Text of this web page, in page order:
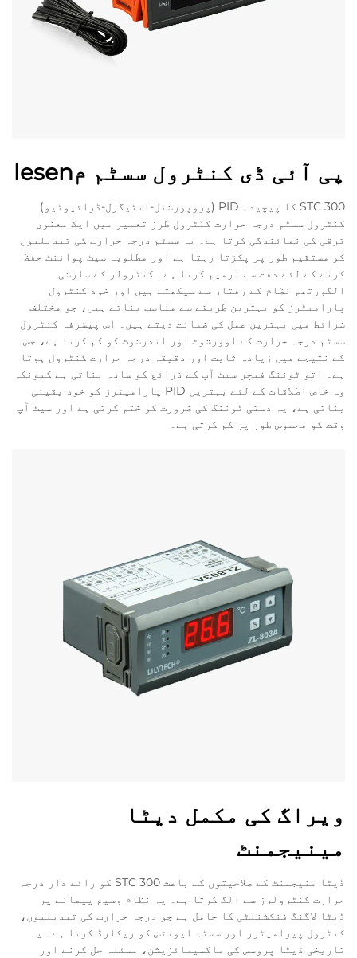
پی آئی ڈی کنٹرول سسٹم مlesen
STC 300 کا پیچیدہ PID (پروپورشنل-انٹیگرل-ڈرائیوٹیو)
کنٹرول سسٹم درجہ حرارت کنٹرول طرز تعمیر میں ایک معنوی
ترقی کی نمائندگی کرتا ہے۔ یہ سسٹم درجہ حرارت کی تبدیلیوں
کو مستقیم طور پر پکڑتا رہتا ہے اور مطلوبہ سیٹ پوائنٹ حفظ
کرنے کے لئے دقت سے ترمیم کرتا ہے۔ کنٹرولر کے سازشی
الگورتھم نظام کے رفتار سے سیکھتے ہیں اور خود کنٹرول
پارامیٹرز کو بہترین طریقے سے مناسب بناتے ہیں، جو مختلف
شرائط میں بہترین عمل کی ضمانت دیتے ہیں۔ اس پیشرفہ کنٹرول
سسٹم درجہ حرارت کے اوورشوٹ اور اندرشوٹ کو کم کرتا ہے، جس
کے نتیجے میں زیادہ ثابت اور دقيقہ درجہ حرارت کنٹرول ہوتا
ہے۔ اتو ٹوننگ فیچر سیٹ آپ کے ذرائع کو سادہ بناتی ہے کیونکہ
وہ خاص اطلاقات کے لئے بہترین PID پارامیٹرز کو خود یقینی
بناتی ہے، یہ دستی ٹوننگ کی ضرورت کو ختم کرتی ہے اور سیٹ آپ
وقت کو محسوس طور پر کم کرتی ہے۔
ویراگ کی مکمل دیٹا
مینیجمنٹ
ڈیٹا منیجمنٹ کے صلاحیتوں کے باعث STC 300 کو رائے دار درجہ
حرارت کنٹرولرز سے الگ کرتا ہے۔ یہ نظام وسیع پیمانے پر
ڈیٹا لاگنگ فنکشنلٹی کا حامل ہے جو درجہ حرارت کی تبدیلیوں،
کنٹرول پیرامیٹرز اور سسٹم ایونٹس کو ریکارڈ کرتا ہے۔ یہ
تاریخی ڈیٹا پروسس کی ماکسیمائزیشن، مسئلہ حل کرنے اور